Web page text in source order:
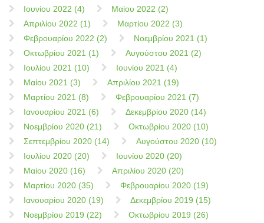
Ιουνίου 2022 (4)
Μαίου 2022 (2)
Απριλίου 2022 (1)
Μαρτίου 2022 (3)
Φεβρουαρίου 2022 (2)
Νοεμβρίου 2021 (1)
Οκτωβρίου 2021 (1)
Αυγούστου 2021 (2)
Ιουλίου 2021 (10)
Ιουνίου 2021 (4)
Μαίου 2021 (3)
Απριλίου 2021 (19)
Μαρτίου 2021 (8)
Φεβρουαρίου 2021 (7)
Ιανουαρίου 2021 (6)
Δεκεμβρίου 2020 (14)
Νοεμβρίου 2020 (21)
Οκτωβρίου 2020 (10)
Σεπτεμβρίου 2020 (14)
Αυγούστου 2020 (10)
Ιουλίου 2020 (20)
Ιουνίου 2020 (20)
Μαίου 2020 (16)
Απριλίου 2020 (20)
Μαρτίου 2020 (35)
Φεβρουαρίου 2020 (19)
Ιανουαρίου 2020 (19)
Δεκεμβρίου 2019 (15)
Νοεμβρίου 2019 (22)
Οκτωβρίου 2019 (26)